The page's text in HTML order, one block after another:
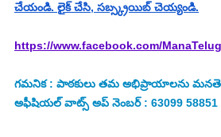
చేయండి. లైక్ చేసి, సబ్స్క్రయిబ్ చెయ్యండి.
https://www.facebook.com/
గమనిక : పాఠకులు తమ అభిప్రాయాలను
అఫీషియల్ వాట్స్ అప్ నెంబర్ : 63099 58851